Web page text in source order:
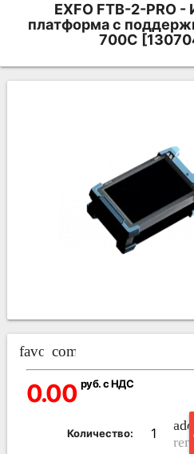
EXFO FTB-2-PRO
платформа с
700C
favorite_border
compare_arrows
0.00 руб. с НДС
Количество: